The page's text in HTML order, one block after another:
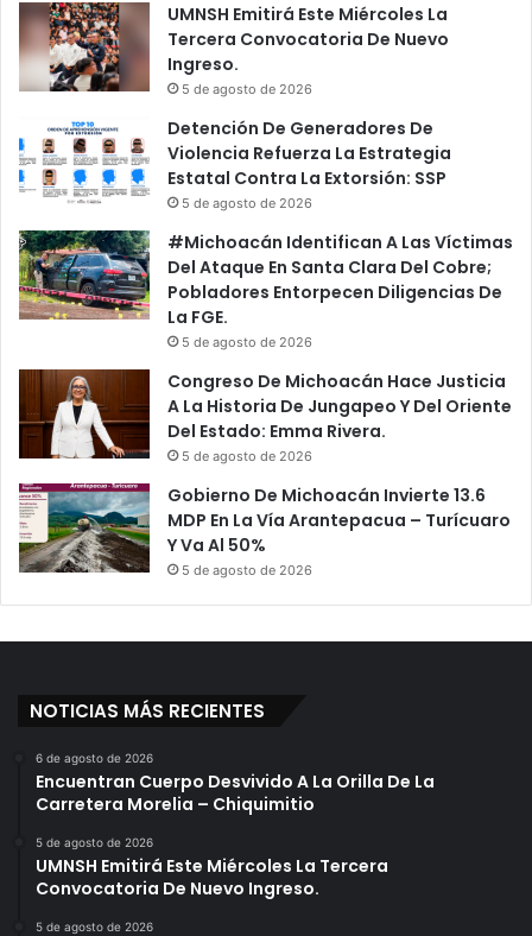
UMNSH Emitirá Este Miércoles La
Tercera Convocatoria De Nuevo
Ingreso.
5 de agosto de 2026
Detención De Generadores De
Violencia Refuerza La Estrategia
Estatal Contra La Extorsión: SSP
5 de agosto de 2026
#Michoacán Identifican A Las Víctimas
Del Ataque En Santa Clara Del Cobre;
Pobladores Entorpecen Diligencias De
La FGE.
5 de agosto de 2026
Congreso De Michoacán Hace Justicia
A La Historia De Jungapeo Y Del Oriente
Del Estado: Emma Rivera.
5 de agosto de 2026
Gobierno De Michoacán Invierte 13.6
MDP En La Vía Arantepacua – Turícuaro
Y Va Al 50%
5 de agosto de 2026
NOTICIAS MÁS RECIENTES
6 de agosto de 2026
Encuentran Cuerpo Desvivido A La Orilla De La
Carretera Morelia – Chiquimitio
5 de agosto de 2026
UMNSH Emitirá Este Miércoles La Tercera
Convocatoria De Nuevo Ingreso.
5 de agosto de 2026